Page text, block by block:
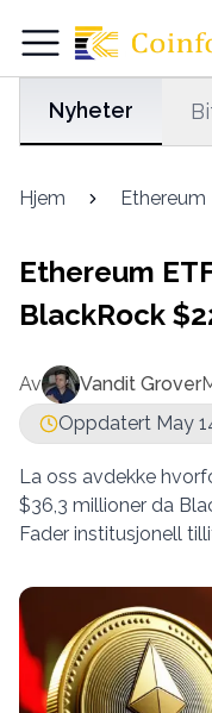
Nyheter
Hjem Ethereum
Ethereum
BlackRock
Av Vandit Grover
Oppdatert May
La oss avdekke
$36,3 millioner da
Fader institusjonell